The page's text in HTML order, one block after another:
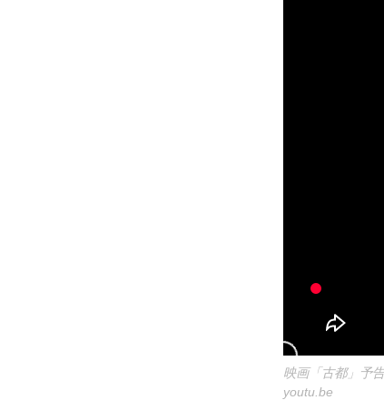
映画「古都」予
youtu.be